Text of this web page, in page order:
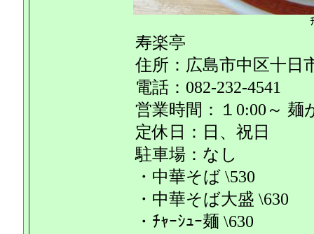
寿楽亭
住所：広島市中区十日
電話：082-232-4541
営業時間：１0:00～
定休日：日、祝日
駐車場：なし
・中華そば \530
・中華そば大盛 \630
・ﾁｬｰｼｭｰ麺 \630